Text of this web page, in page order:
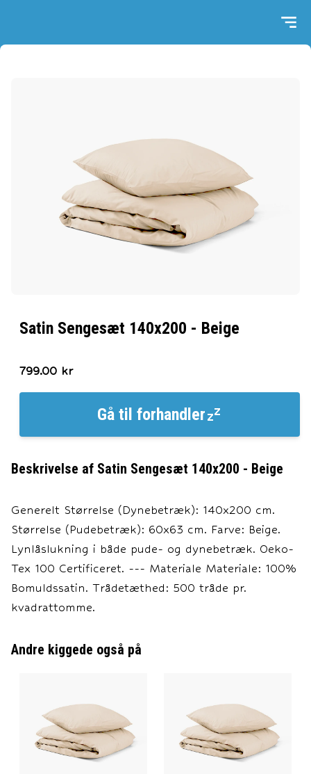
Satin Sengesæt 140x200 - Beige
799.00 kr
Gå til forhandler
Beskrivelse af Satin Sengesæt 140x200 - Beige
Generelt Størrelse (Dynebetræk): 140x200 cm.
Størrelse (Pudebetræk): 60x63 cm. Farve: Beige.
Lynlåslukning i både pude- og dynebetræk. Oeko-
Tex 100 Certificeret. --- Materiale Materiale: 100%
Bomuldssatin. Trådetæthed: 500 tråde pr.
kvadrattomme.
Andre kiggede også på